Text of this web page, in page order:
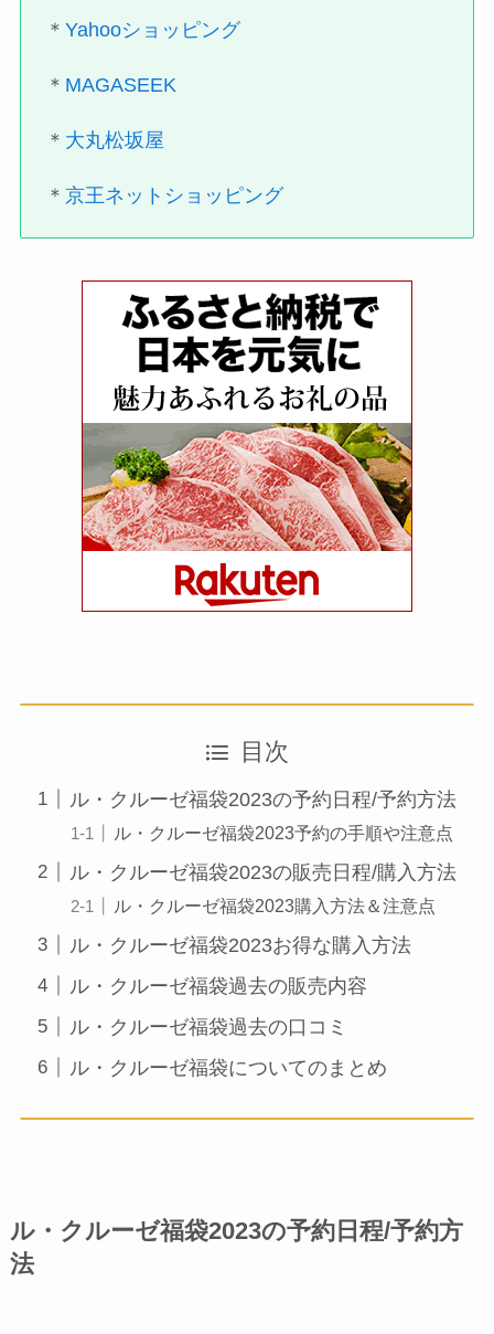
＊Yahooショッピング
＊ MAGASEEK
＊ 大丸松坂屋
＊京王ネットショッピング
目次
ル・クルーゼ福袋2023の予約日程/予約方法
ル・クルーゼ福袋2023予約の手順や注意点
ル・クルーゼ福袋2023の販売日程/購入方法
ル・クルーゼ福袋2023購入方法＆注意点
ル・クルーゼ福袋2023お得な購入方法
ル・クルーゼ福袋過去の販売内容
ル・クルーゼ福袋過去の口コミ
ル・クルーゼ福袋についてのまとめ
ル・クルーゼ福袋2023の予約日程/予約方
法